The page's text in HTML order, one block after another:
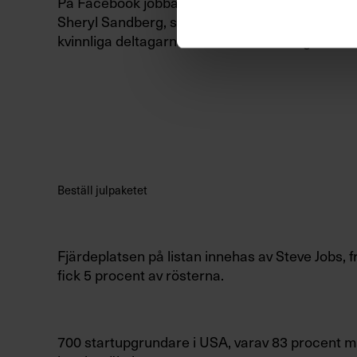
Sheryl Sandberg, som fick totalt en procent av
kvinnliga deltagarna rankade henne högst.
Beställ julpaketet
Fjärdeplatsen på listan innehas av Steve
fick 5 procent av rösterna.
700 startupgrundare i USA, varav 83 procent